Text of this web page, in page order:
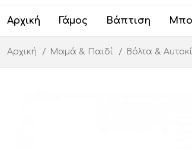
Αρχική Γάμος Βάπτιση
Αρχική Μαμά & Παιδί Βόλτα &